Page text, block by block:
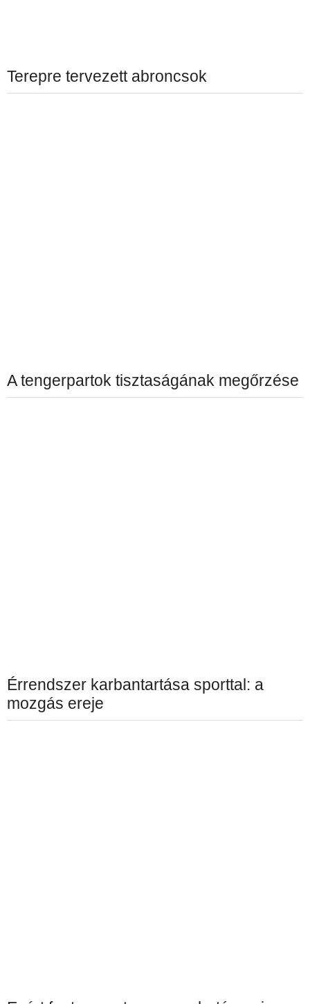
Terepre tervezett abroncsok
A tengerpartok tisztaságának megőrzése
Érrendszer karbantartása sporttal: a
mozgás ereje